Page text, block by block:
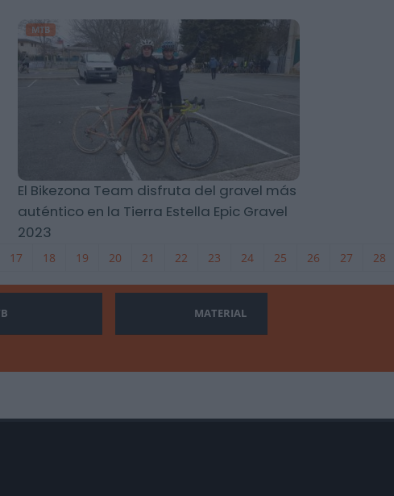
MTB
El Bikezona Team disfruta del gravel más
auténtico en la Tierra Estella Epic Gravel
2023
17 18 19 20 21 22 23 24 25 26 27 28
MATERIAL